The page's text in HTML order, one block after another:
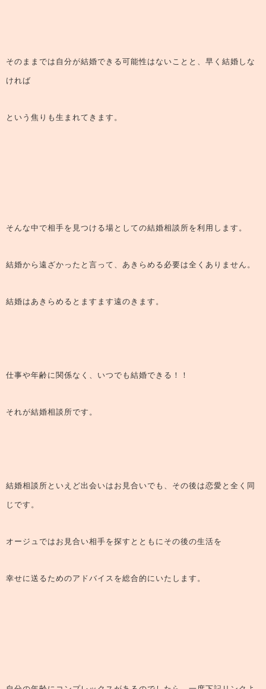
そのままでは自分が結婚できる可能性はないことと、早く結婚しな
ければ
という焦りも生まれてきます。
そんな中で相手を見つける場としての結婚相談所を利用します。
結婚から遠ざかったと言って、あきらめる必要は全くありません。
結婚はあきらめるとますます遠のきます。
仕事や年齢に関係なく、いつでも結婚できる！！
それが結婚相談所です。
結婚相談所といえど出会いはお見合いでも、その後は恋愛と全く同
じです。
オージュではお見合い相手を探すとともにその後の生活を
幸せに送るためのアドバイスを総合的にいたします。